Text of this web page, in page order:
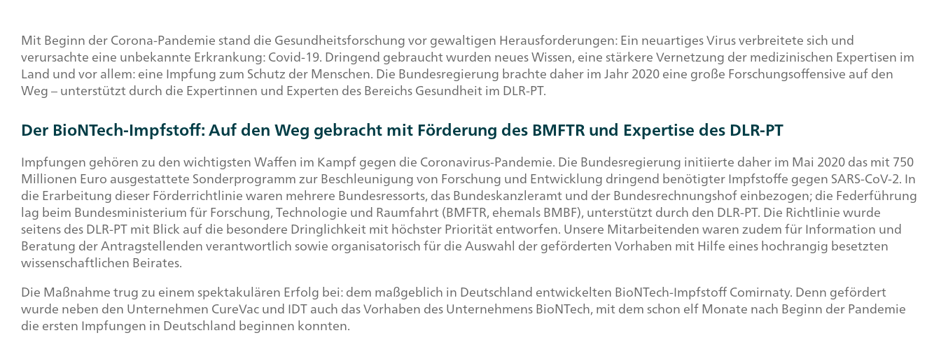
Headline,
Text
+
Image
Mit Beginn der Corona-Pandemie stand die Gesundheitsforschung vor gewaltigen Herausforderungen: Ein neuartiges Virus verbreitete sich und
verursachte eine unbekannte Erkrankung: Covid-19. Dringend gebraucht wurden neues Wissen, eine stärkere Vernetzung der medizinischen Expertisen im
Land und vor allem: eine Impfung zum Schutz der Menschen. Die Bundesregierung brachte daher im Jahr 2020 eine große Forschungsoffensive auf den
Weg – unterstützt durch die Expertinnen und Experten des Bereichs Gesundheit im DLR-PT.
Der BioNTech-Impfstoff: Auf den Weg gebracht mit Förderung des BMFTR und Expertise des DLR-PT
Impfungen gehören zu den wichtigsten Waffen im Kampf gegen die Coronavirus-Pandemie. Die Bundesregierung initiierte daher im Mai 2020 das mit 750
Millionen Euro ausgestattete Sonderprogramm zur Beschleunigung von Forschung und Entwicklung dringend benötigter Impfstoffe gegen SARS-CoV-2. In
die Erarbeitung dieser Förderrichtlinie waren mehrere Bundesressorts, das Bundeskanzleramt und der Bundesrechnungshof einbezogen; die Federführung
lag beim Bundesministerium für Forschung, Technologie und Raumfahrt (BMFTR, ehemals BMBF), unterstützt durch den DLR-PT. Die Richtlinie wurde
seitens des DLR-PT mit Blick auf die besondere Dringlichkeit mit höchster Priorität entworfen. Unsere Mitarbeitenden waren zudem für Information und
Beratung der Antragstellenden verantwortlich sowie organisatorisch für die Auswahl der geförderten Vorhaben mit Hilfe eines hochrangig besetzten
wissenschaftlichen Beirates.
Die Maßnahme trug zu einem spektakulären Erfolg bei: dem maßgeblich in Deutschland entwickelten BioNTech-Impfstoff Comirnaty. Denn gefördert
wurde neben den UnternehmenCureVacund IDT auch das Vorhaben des Unternehmens BioNTech, mit dem schon elf Monate nach Beginn der Pandemie
die ersten Impfungen in Deutschland beginnen konnten.